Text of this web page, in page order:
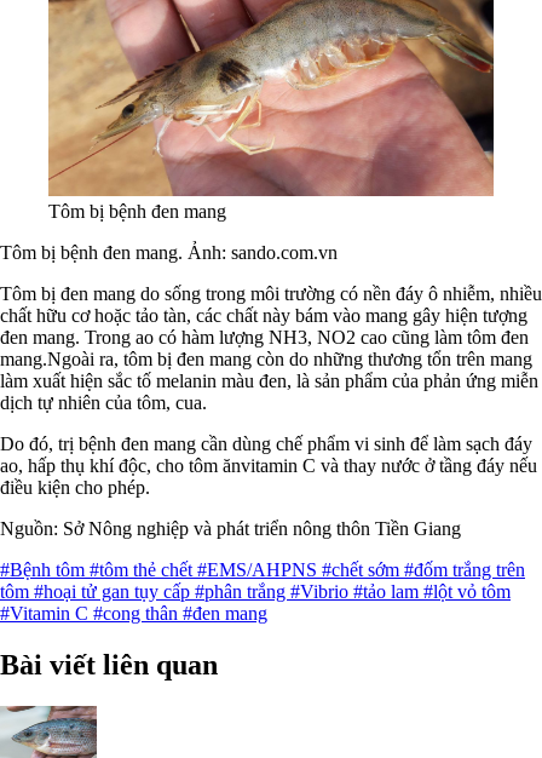
Tôm bị bệnh đen mang
Tôm bị bệnh đen mang. Ảnh: sando.com.vn
Tôm bị đen mang do sống trong môi trường có nền đáy ô nhiễm, nhiều
chất hữu cơ hoặc tảo tàn, các chất này bám vào mang gây hiện tượng
đen mang. Trong ao có hàm lượng NH3, NO2 cao cũng làm tôm đen
mang.Ngoài ra, tôm bị đen mang còn do những thương tổn trên mang
làm xuất hiện sắc tố melanin màu đen, là sản phẩm của phản ứng miễn
dịch tự nhiên của tôm, cua.
Do đó, trị bệnh đen mang cần dùng chế phẩm vi sinh để làm sạch đáy
ao, hấp thụ khí độc, cho tôm ănvitamin C và thay nước ở tầng đáy nếu
điều kiện cho phép.
Nguồn: Sở Nông nghiệp và phát triển nông thôn Tiền Giang
#Bệnh tôm #tôm thẻ chết #EMS/AHPNS #chết sớm #đốm trắng trên
tôm #hoại tử gan tụy cấp #phân trắng #Vibrio #tảo lam #lột vỏ tôm
#Vitamin C #cong thân #đen mang
Bài viết liên quan